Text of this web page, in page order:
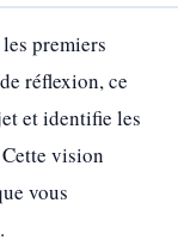
premiers
réflexion, ce
et identifie les
vision
vous